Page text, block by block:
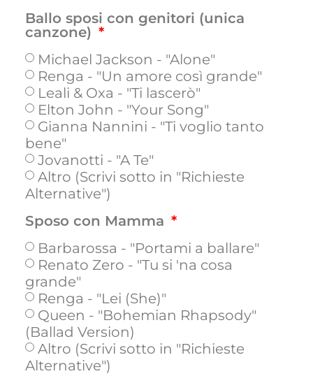
Ballo sposi con genitori (unica
canzone)
Michael Jackson - "Alone"
Renga - "Un amore così grande"
Leali & Oxa - "Ti lascerò"
Elton John - "Your Song"
Gianna Nannini - "Ti voglio tanto
bene"
Jovanotti - "A Te"
Altro (Scrivi sotto in "Richieste
Alternative")
Sposo con Mamma
Barbarossa - "Portami a ballare"
Renato Zero - "Tu si 'na cosa
grande"
Renga - "Lei (She)"
Queen - "Bohemian Rhapsody"
(Ballad Version)
Altro (Scrivi sotto in "Richieste
Alternative")